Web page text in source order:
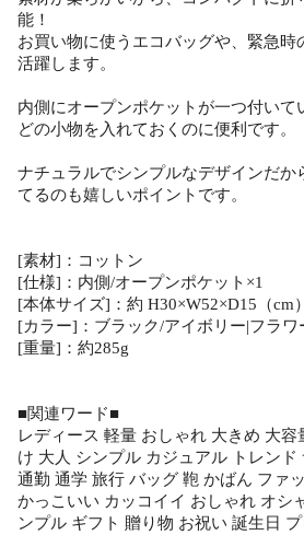
能！
お買い物に使うエコバッグや、緊急時
活躍します。
内側にオープンポケットが一つ付いて
どの小物を入れておくのに便利です。
ナチュラルでシンプルなデザインだか
てるのも嬉しいポイントです。
[素材]：コットン
[仕様]：内側/オープンポケット×1
[本体サイズ]：約 H30×W52×D15（cm）
[カラー]：ブラック/アイボリー|フラワ
[重量]：約285g
■関連ワード■
レディース 軽量 おしゃれ 大きめ 大
け 大人 シンプル カジュアル トレンド
通勤 通学 旅行 バッグ 鞄 かばん ファ
かっこいい カッコイイ おしゃれ オシ
ンプル ギフト 贈り物 お祝い 誕生日